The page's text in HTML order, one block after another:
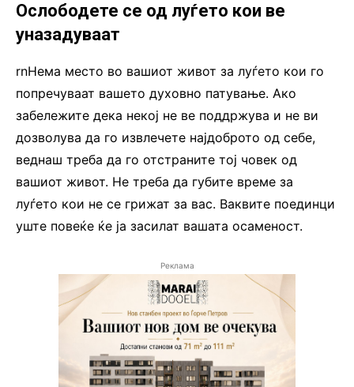
Ослободете се од луѓето кои ве
уназадуваат
rnНема место во вашиот живот за луѓето кои го
попречуваат вашето духовно патување. Ако
забележите дека некој не ве поддржува и не ви
дозволува да го извлечете најдоброто од себе,
веднаш треба да го отстраните тој човек од
вашиот живот. Не треба да губите време за
луѓето кои не се грижат за вас. Ваквите поединци
уште повеќе ќе ја засилат вашата осаменост.
Реклама